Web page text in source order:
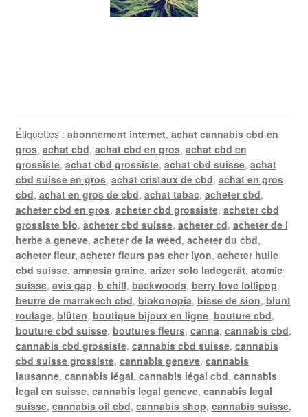
Étiquettes : abonnement internet, achat cannabis cbd en
gros, achat cbd, achat cbd en gros, achat cbd en
grossiste, achat cbd grossiste, achat cbd suisse, achat
cbd suisse en gros, achat cristaux de cbd, achat en gros
cbd, achat en gros de cbd, achat tabac, acheter cbd,
acheter cbd en gros, acheter cbd grossiste, acheter cbd
grossiste bio, acheter cbd suisse, acheter cd, acheter de l
herbe a geneve, acheter de la weed, acheter du cbd,
acheter fleur, acheter fleurs pas cher lyon, acheter huile
cbd suisse, amnesia graine, arizer solo ladegerät, atomic
suisse, avis gap, b chill, backwoods, berry love lollipop,
beurre de marrakech cbd, biokonopia, bisse de sion, blunt
roulage, blüten, boutique bijoux en ligne, bouture cbd,
bouture cbd suisse, boutures fleurs, canna, cannabis cbd,
cannabis cbd grossiste, cannabis cbd suisse, cannabis
cbd suisse grossiste, cannabis geneve, cannabis
lausanne, cannabis légal, cannabis légal cbd, cannabis
legal en suisse, cannabis legal geneve, cannabis legal
suisse, cannabis oil cbd, cannabis shop, cannabis suisse,